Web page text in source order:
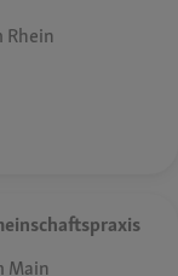
Rhein
Main